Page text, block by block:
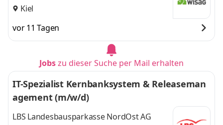
Kiel
vor 11 Tagen
Jobszu dieser Suche per Mail erhalten
IT-Spezialist Kernbanksystem & Releaseman
agement (m/w/d)
LBS Landesbausparkasse NordOst AG